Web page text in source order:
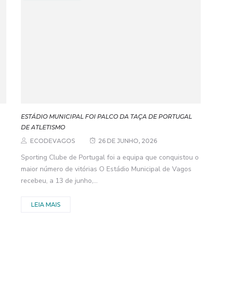
ESTÁDIO MUNICIPAL FOI PALCO DA TAÇA DE PORTUGAL
DE ATLETISMO
ECODEVAGOS
26 DE JUNHO, 2026
Sporting Clube de Portugal foi a equipa que conquistou o
maior número de vitórias O Estádio Municipal de Vagos
recebeu, a 13 de junho,...
LEIA MAIS